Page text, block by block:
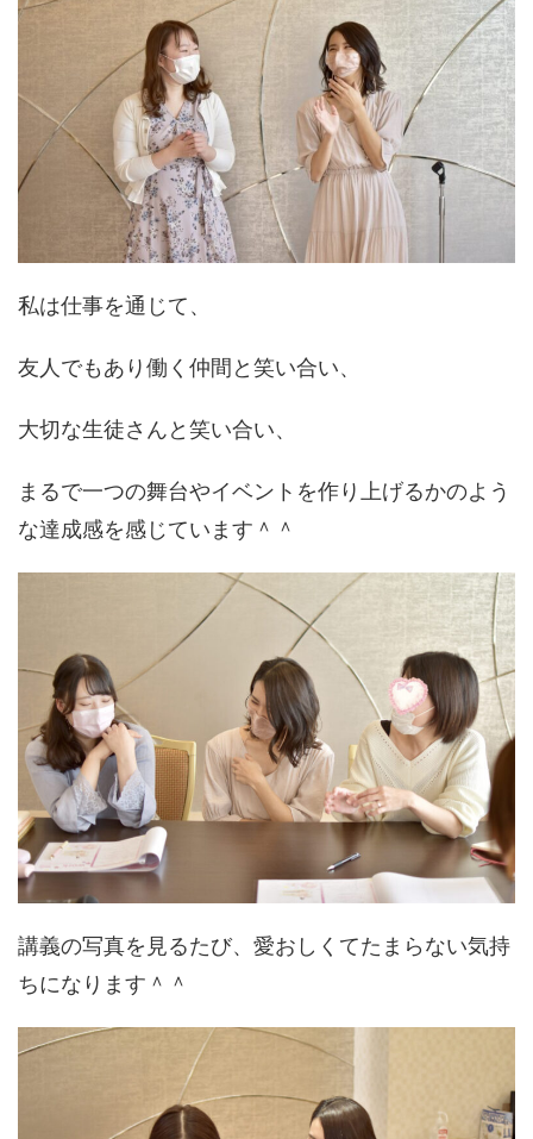
私は仕事を通じて、
友人でもあり働く仲間と笑い合い、
大切な生徒さんと笑い合い、
まるで一つの舞台やイベントを作り上げるかのよう
な達成感を感じています＾＾
講義の写真を見るたび、愛おしくてたまらない気持
ちになります＾＾